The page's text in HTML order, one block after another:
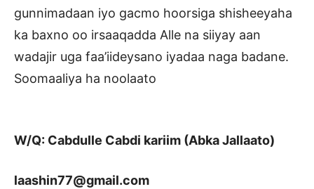
gunnimadaan iyo gacmo hoorsiga shisheeyaha
ka baxno oo irsaaqadda Alle na siiyay aan
wadajir uga faa’iideysano iyadaa naga badane.
Soomaaliya ha noolaato
W/Q: Cabdulle Cabdi kariim (Abka Jallaato)
laashin77@gmail.com